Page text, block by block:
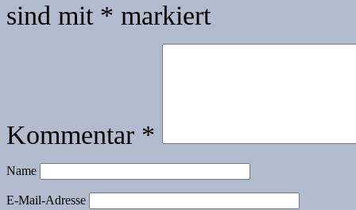
sind mit * markiert
Kommentar *
Name
E-Mail-Adresse